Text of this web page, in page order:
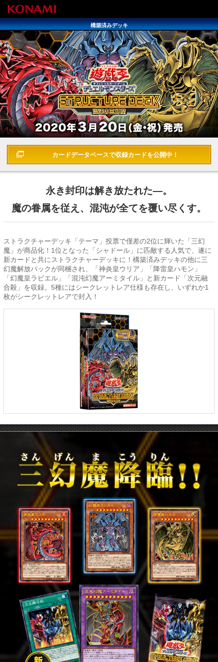
構築済みデッキ
カードデータベースで収録カードを公開中！
永き封印は解き放たれた―。
魔の眷属を従え、混沌が全てを覆い尽くす。
ストラクチャーデッキ「テーマ」投票で僅差の2位に輝いた「三幻
魔」が商品化！1位となった「シャドール」に匹敵する人気で、遂に
新カードと共にストラクチャーデッキに！構築済みデッキの他に三
幻魔解放パックが同梱され、「神炎皇ウリア」「降雷皇ハモン」
「幻魔皇ラビエル」「混沌幻魔アーミタイル」と新カード「次元融
合殺」を収録。5種にはシークレットレア仕様も存在し、いずれか1
枚がシークレットレアで封入！